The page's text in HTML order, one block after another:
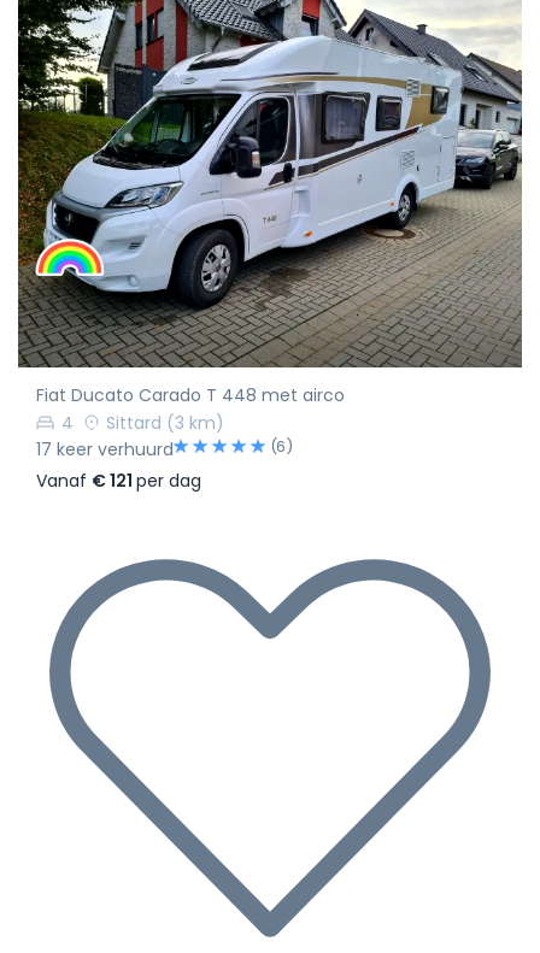
Fiat Ducato Carado T 448 met airco
4
Sittard (3 km)
17 keer verhuurd
(6)
Vanaf € 121 per dag